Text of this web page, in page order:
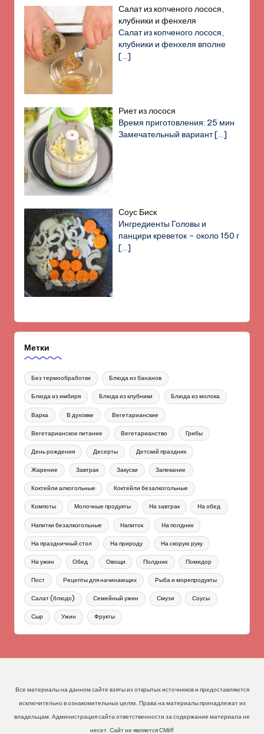
Салат из копченого лосося,
клубники и фенхеля
Салат из копченого лосося,
клубники и фенхеля вполне
[…]
Риет из лосося
Время приготовления: 25 мин
Замечательный вариант[…]
Соус Биск
Ингредиенты Головы и
панцири креветок – около 150 г
[…]
Метки
Без термообработки Блюда из бананов
Блюда из имбиря Блюда из клубники Блюда из молока
Варка В духовке Вегетарианские
Вегетарианское питание Вегетарианство Грибы
День рождения Десерты Детский праздник
Жарение Завтрак Закуски Запекание
Коктейли алкогольные Коктейли безалкогольные
Компоты Молочные продукты На завтрак На обед
Напитки безалкогольные Напиток На полдник
На праздничный стол На природу На скорую руку
На ужин Обед Овощи Полдник Помидор
Пост Рецепты для начинающих Рыба и морепродукты
Салат (блюдо) Семейный ужин Смузи Соусы
Сыр Ужин Фрукты
Все материалы на данном сайте взяты из открытых источников и предоставляются
исключительно в ознакомительных целях. Права на материалы принадлежат их
владельцам. Администрация сайта ответственности за содержание материала не
несет. Сайт не является СМИ!